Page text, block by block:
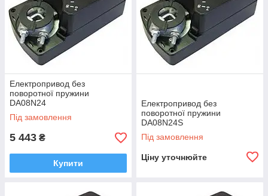
Електропривод без
поворотної пружини
DA08N24
Під замовлення
5 443 ₴
Купити
Електропривод без
поворотної пружини
DA08N24S
Під замовлення
Ціну уточнюйте